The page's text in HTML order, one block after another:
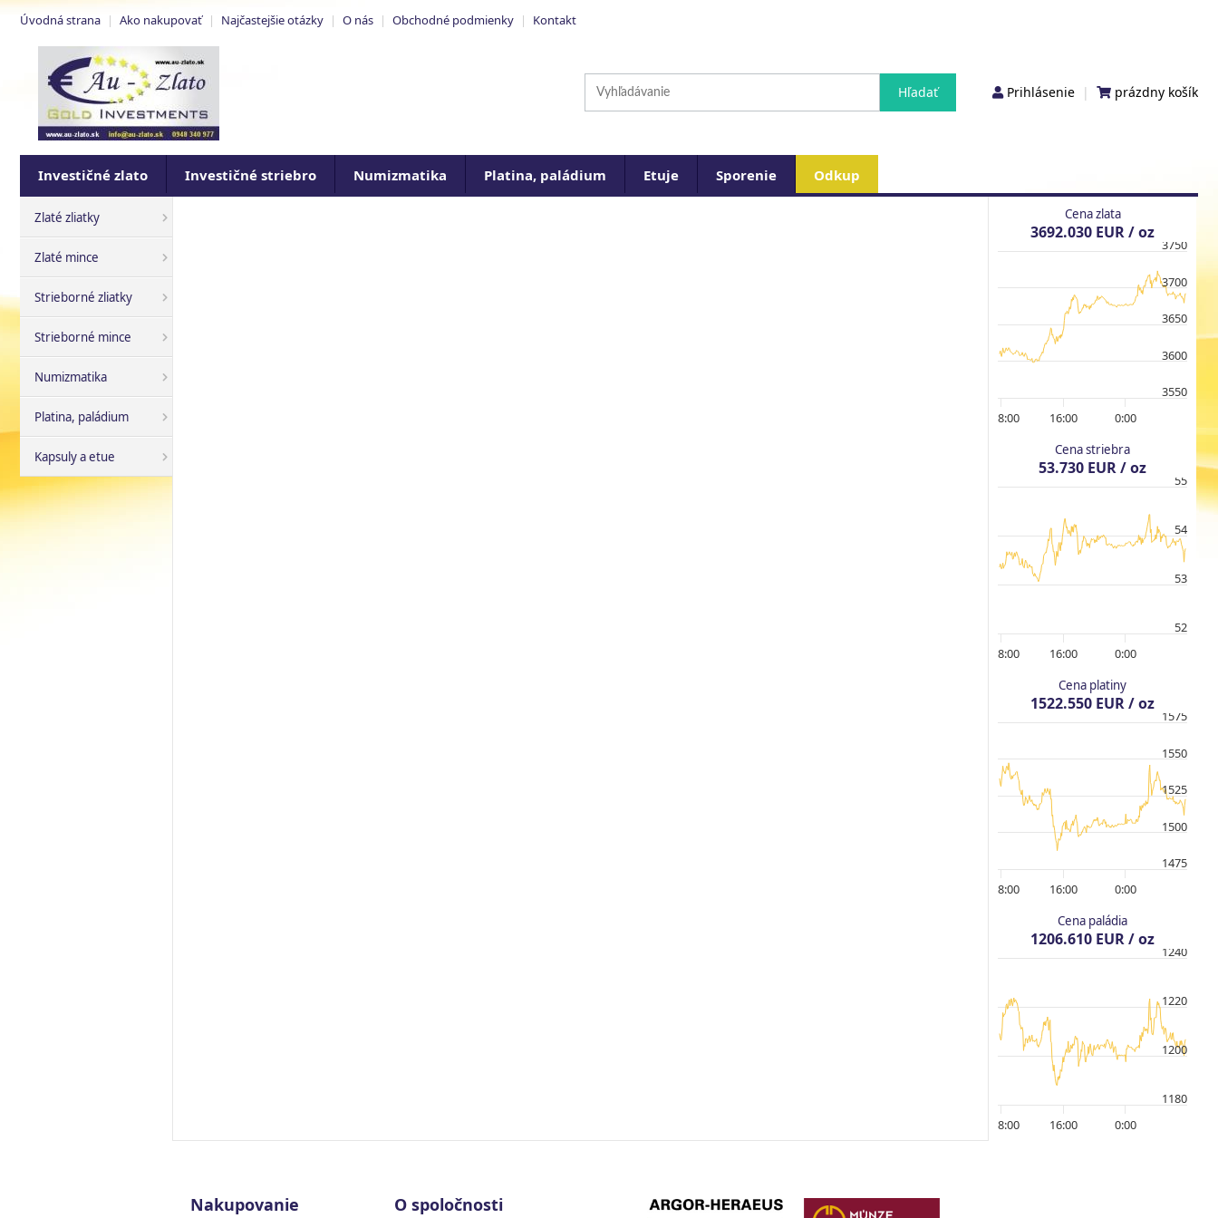
Úvodná strana | Ako nakupovať | Najčastejšie otázky | O nás | Obchodné podmienky | Kontakt
Prihlásenie | prázdny košík
Investičné zlato Investičné striebro Numizmatika Platina, paládium Etuje Sporenie Odkup
Zlaté zliatky
Zlaté mince
Strieborné zliatky
Strieborné mince
Numizmatika
Platina, paládium
Kapsuly a etue
Cena zlata
3692.030 EUR / oz
8:00 16:00 0:00
3550
3600
3650
3700
3750
Cena striebra
53.730 EUR / oz
8:00 16:00 0:00
52
53
54
55
Cena platiny
1522.550 EUR / oz
8:00 16:00 0:00
1475
1500
1525
1550
1575
Cena paládia
1206.610 EUR / oz
8:00 16:00 0:00
1180
1200
1220
1240
Nakupovanie O spoločnosti